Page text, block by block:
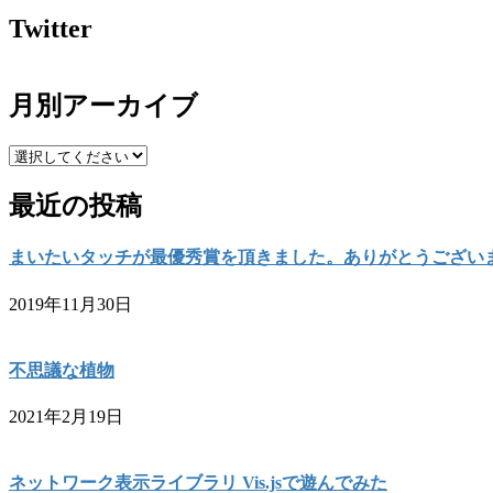
Twitter
月別アーカイブ
最近の投稿
まいたいタッチが最優秀賞を頂きました。ありがとうござい
2019年11月30日
不思議な植物
2021年2月19日
ネットワーク表示ライブラリ Vis.jsで遊んでみた